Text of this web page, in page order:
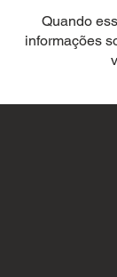
Quando
informações